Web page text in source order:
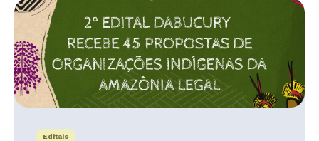
Editais